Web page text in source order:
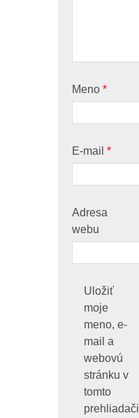
Meno*
E-mail*
Adresa
webu
Uložiť
moje
meno, e-
mail a
webovú
stránku v
tomto
prehliadači